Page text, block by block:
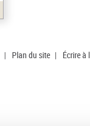
| Plan du site | Écrire à